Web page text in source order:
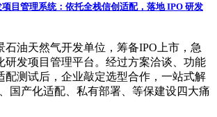
项目管理系统：依托全栈信创适配，落地 IPO 研发
石油天然气开发单位，筹备IPO上市，急
研发项目管理平台。经过方案洽谈、功能
配测试后，企业敲定选型合作，一站式解
国产化适配、私有部署、等保建设四大痛